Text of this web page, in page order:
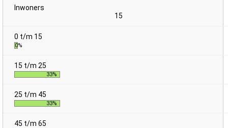
15
0%
33%
33%